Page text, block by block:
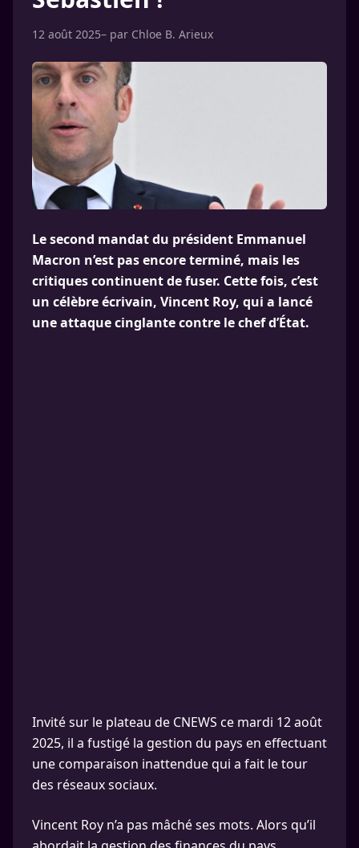
12 août 2025– par Chloe B. Arieux
Le second mandat du président Emmanuel
Macron n’est pas encore terminé, mais les
critiques continuent de fuser. Cette fois, c’est
un célèbre écrivain, Vincent Roy, qui a lancé
une attaque cinglante contre le chef d’État.
Invité sur le plateau de CNEWS ce mardi 12 août
2025, il a fustigé la gestion du pays en effectuant
une comparaison inattendue qui a fait le tour
des réseaux sociaux.
Vincent Roy n’a pas mâché ses mots. Alors qu’il